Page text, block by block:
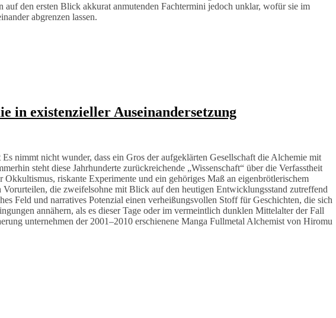
auf den ersten Blick akkurat anmutenden Fachtermini jedoch unklar, wofür sie im
abgrenzen lassen.
in existenzieller Auseinandersetzung
nimmt nicht wunder, dass ein Gros der aufgeklärten Gesellschaft die Alchemie mit
steht diese Jahrhunderte zurückreichende „Wissenschaft“ über die Verfasstheit
Okkultismus, riskante Experimente und ein gehöriges Maß an eigenbrötlerischem
Vorurteilen, die zweifelsohne mit Blick auf den heutigen Entwicklungsstand zutreffend
Feld und narratives Potenzial einen verheißungsvollen Stoff für Geschichten, die sich
annähern, als es dieser Tage oder im vermeintlich dunklen Mittelalter der Fall
unternehmen der 2001–2010 erschienene Manga Fullmetal Alchemist von Hiromu